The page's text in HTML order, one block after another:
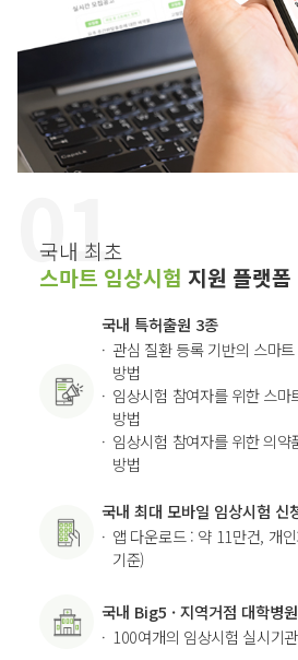
국내 최초
스마트 임상시험 지원 플랫폼
국내 특허출원 3종
관심 질환 등록 기반의 스마
방법
임상시험 참여자를 위한 스
방법
임상시험 참여자를 위한 의
방법
국내 최대 모바일 임상시험 신
앱 다운로드 : 약 11만건, 개
기준)
국내 Big5 · 지역거점 대학병
100여개의 임상시험 실시기